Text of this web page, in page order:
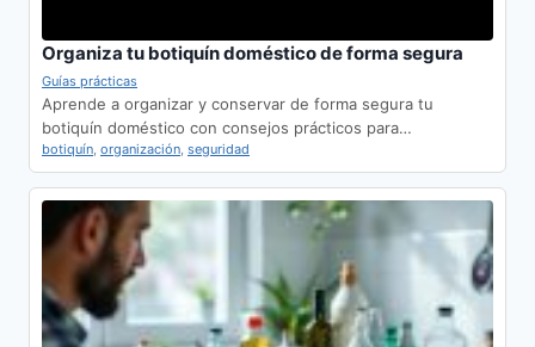
Organiza tu botiquín doméstico de forma segura
Guías prácticas
Aprende a organizar y conservar de forma segura tu
botiquín doméstico con consejos prácticos para…
botiquín, organización, seguridad